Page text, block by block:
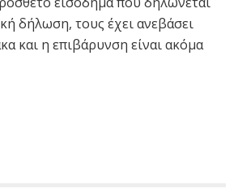
δήλωση, τους έχει ανεβάσει
και η επιβάρυνση είναι ακόμα